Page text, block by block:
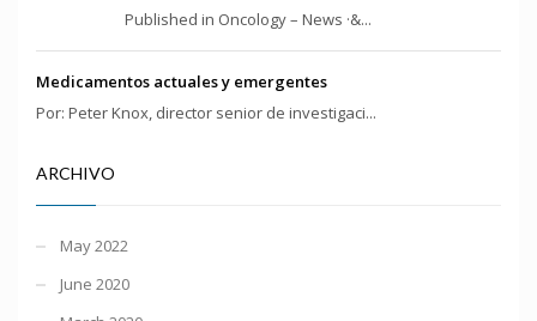
Published in Oncology – News ·&...
Medicamentos actuales y emergentes
Por: Peter Knox, director senior de investigaci...
ARCHIVO
May 2022
June 2020